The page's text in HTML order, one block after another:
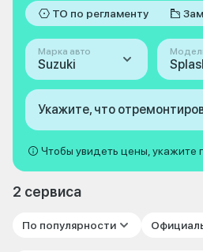
ТО по регламенту
Марка авто
Suzuki
Укажите, что
Чтобы увидеть цены, укажите
2 сервиса
По популярности